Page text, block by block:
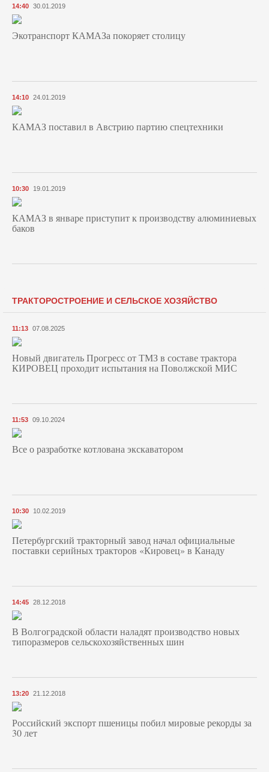
14:40 30.01.2019
Экотранспорт КАМАЗа покоряет столицу
14:10 24.01.2019
КАМАЗ поставил в Австрию партию спецтехники
10:30 19.01.2019
КАМАЗ в январе приступит к производству алюминиевых
баков
ТРАКТОРОСТРОЕНИЕ И СЕЛЬСКОЕ ХОЗЯЙСТВО
11:13 07.08.2025
Новый двигатель Прогресс от ТМЗ в составе трактора
КИРОВЕЦ проходит испытания на Поволжской МИС
11:53 09.10.2024
Все о разработке котлована экскаватором
10:30 10.02.2019
Петербургский тракторный завод начал официальные
поставки серийных тракторов «Кировец» в Канаду
14:45 28.12.2018
В Волгоградской области наладят производство новых
типоразмеров сельскохозяйственных шин
13:20 21.12.2018
Российский экспорт пшеницы побил мировые рекорды за
30 лет